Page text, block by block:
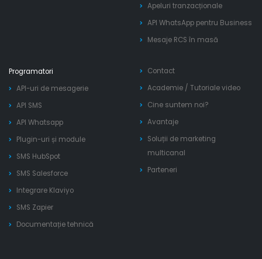
Apeluri tranzacționale
API WhatsApp pentru Business
Mesaje RCS în masă
Programatori
API-uri de mesagerie
API SMS
API Whatsapp
Plugin-uri și module
SMS HubSpot
SMS Salesforce
Integrare Klaviyo
SMS Zapier
Documentație tehnică
Contact
Academie / Tutoriale video
Cine suntem noi?
Avantaje
Soluții de marketing
multicanal
Parteneri